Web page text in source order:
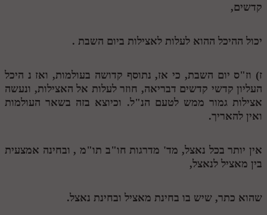
מנוע חיפוש בספרים
תלמוד עשר הספירות בעיון
תלמוד עשר הספירות חלק א
תע"ס חלק ב' עיון
תלמוד עשר הספירות חלק ד
תלמוד עשר הספירות חלק ו
קדשים,
יכול ההיכל ההוא לעלות לאצילות ביום השבת .
ז) וז"ס יום השבת, כי אז, נתוסף קדושה בעולמות, ואז נ היכל
העליון קדשי קדשים דבריאה, חוזר לעלות אל האצילות, ונעשה
אצילות גמור ממש לטעם הנ"ל. וכיוצא בזה בשאר העולמות
ואין להאריך.
אין יותר בכל נאצל, מד' מדרגות חו"ב תו"מ , ובחינה אמצעית
בין מאציל לנאצל,
שהוא כתר, שיש בו בחינת מאציל ובחינת נאצל.